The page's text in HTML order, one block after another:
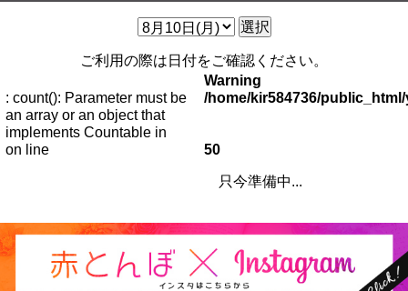
選択
ご利用の際は日付をご確認ください。
Warning
: count(): Parameter must be
an array or an object that
implements Countable in
/home/kir584736/
on line 50
只今準備中...